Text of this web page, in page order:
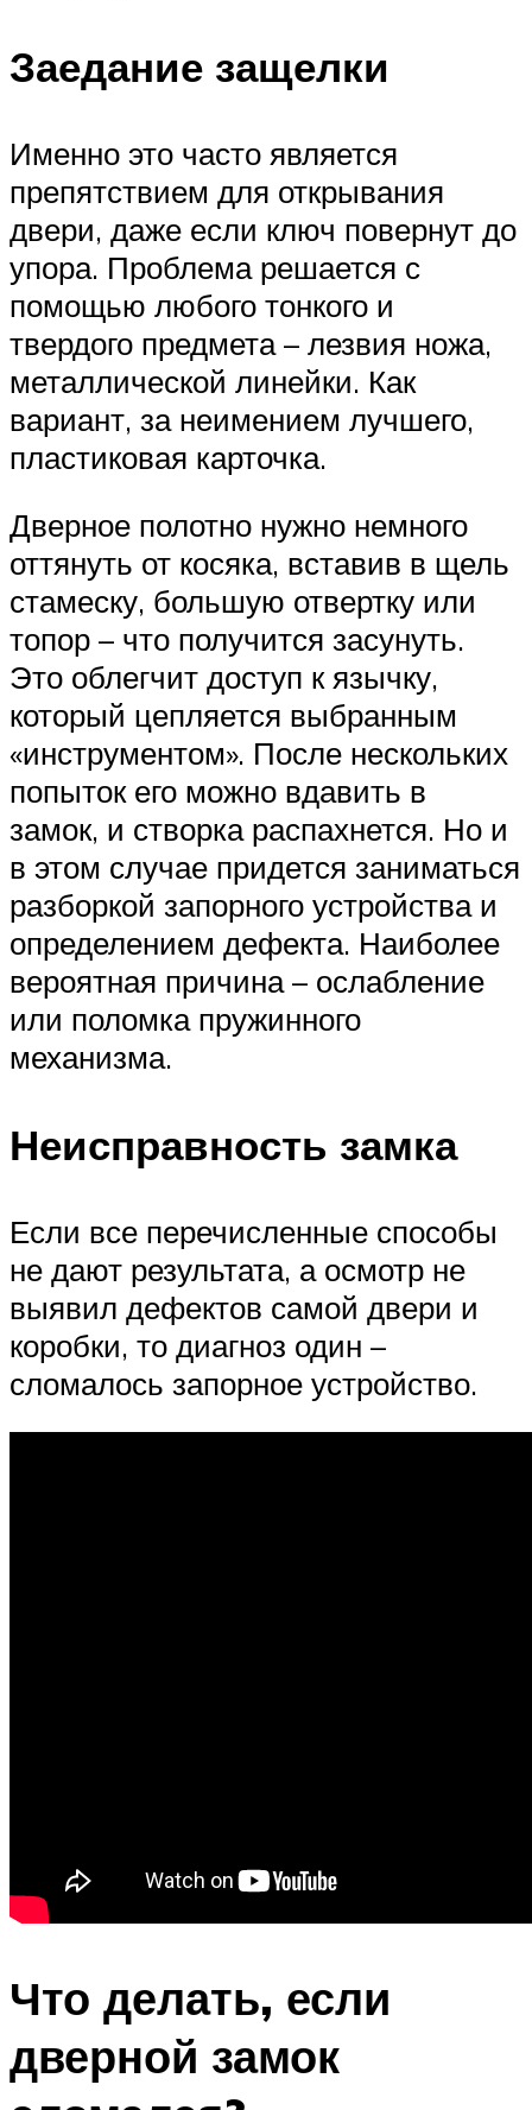
Заедание защелки
Именно это часто является
препятствием для открывания
двери, даже если ключ повернут до
упора. Проблема решается с
помощью любого тонкого и
твердого предмета – лезвия ножа,
металлической линейки. Как
вариант, за неимением лучшего,
пластиковая карточка.
Дверное полотно нужно немного
оттянуть от косяка, вставив в щель
стамеску, большую отвертку или
топор – что получится засунуть.
Это облегчит доступ к язычку,
который цепляется выбранным
«инструментом». После нескольких
попыток его можно вдавить в
замок, и створка распахнется. Но и
в этом случае придется заниматься
разборкой запорного устройства и
определением дефекта. Наиболее
вероятная причина – ослабление
или поломка пружинного
механизма.
Неисправность замка
Если все перечисленные способы
не дают результата, а осмотр не
выявил дефектов самой двери и
коробки, то диагноз один –
сломалось запорное устройство.
Что делать, если
дверной замок